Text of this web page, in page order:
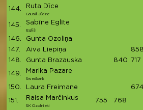
144. Ruta Dīce
Gausā Jūdze
145. Sabīne Eglīte
Eglīši
146. Gunta Ozoliņa
147.
Aiva Liepiņa 858
148.
Gunta Brazauska 840 717
149. Marika Pazare
Swedbank
150. Laura Freimane 674
151. Raisa Marčinkus
SK Ozolnieki
755 768